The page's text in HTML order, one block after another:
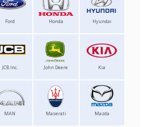
Ford Honda Hyundai
JCB Inc. John Deere Kia
MAN Maserati Mazda